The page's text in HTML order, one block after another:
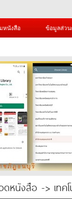
หนังสือ ข้อมูลส่ว
ดหนังสือ -> เทค